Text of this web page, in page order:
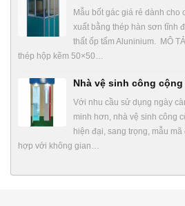
Mẫu bốt gác giá rẻ dành cho
xuất bằng thép hàn sơn tĩnh
thất ốp tấm Aluninium. MÔ
thép hộp kẽm 50×50…
Nhà vệ sinh công
Với nhu cầu sử dụng ngày
minh hơn, nhà vệ sinh công
hiện đại, sang trọng, mẫu
hợp với không gian…